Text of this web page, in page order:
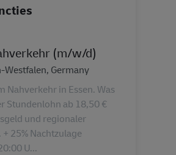
(m/w/d)
Westfalen, Germany
Nahverkehr in Essen. Was
Stundenlohn ab 18,50 €
und regionaler
25% Nachtzulage
U...